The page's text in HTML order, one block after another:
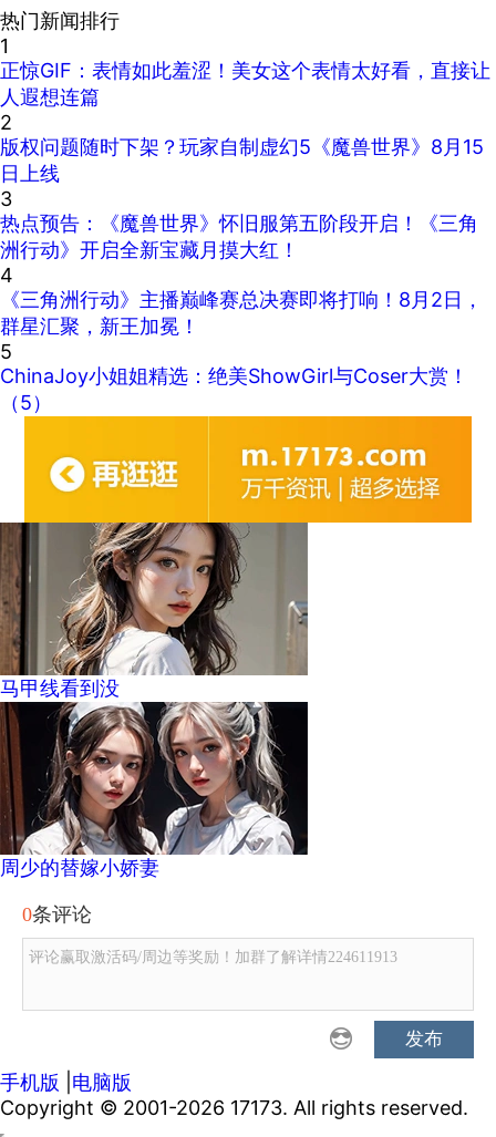
热门新闻排行
1
正惊GIF：表情如此羞涩！美女这个表情太好看，直接让
人遐想连篇
2
版权问题随时下架？玩家自制虚幻5《魔兽世界》8月15
日上线
3
热点预告：《魔兽世界》怀旧服第五阶段开启！《三角
洲行动》开启全新宝藏月摸大红！
4
《三角洲行动》主播巅峰赛总决赛即将打响！8月2日，
群星汇聚，新王加冕！
5
ChinaJoy小姐姐精选：绝美ShowGirl与Coser大赏！
（5）
马甲线看到没
周少的替嫁小娇妻
0条评论
评论赢取激活码/周边等奖励！加群了解详情224611913
发布
手机版
电脑版
Copyright © 2001-2026 17173. All rights reserved.